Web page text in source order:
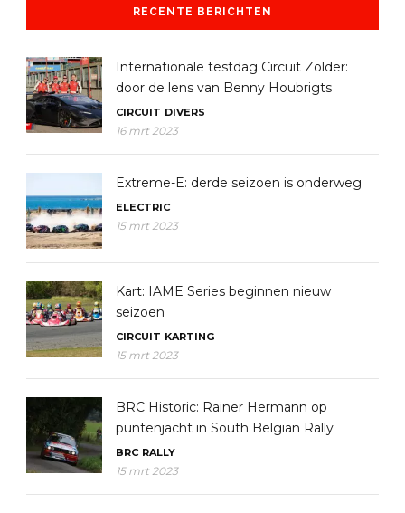
RECENTE BERICHTEN
Internationale testdag Circuit Zolder:
door de lens van Benny Houbrigts
CIRCUIT DIVERS
16 mrt 2023
Extreme-E: derde seizoen is onderweg
ELECTRIC
15 mrt 2023
Kart: IAME Series beginnen nieuw
seizoen
CIRCUIT KARTING
15 mrt 2023
BRC Historic: Rainer Hermann op
puntenjacht in South Belgian Rally
BRC RALLY
15 mrt 2023